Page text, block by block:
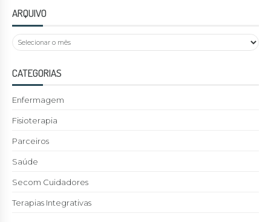
ARQUIVO
CATEGORIAS
Enfermagem
Fisioterapia
Parceiros
Saúde
Secom Cuidadores
Terapias Integrativas